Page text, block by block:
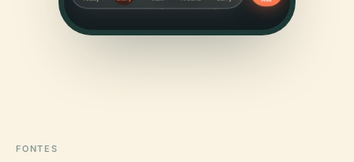
FONTES